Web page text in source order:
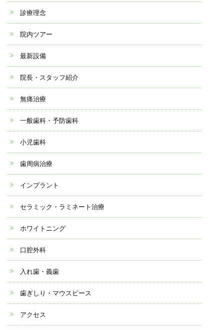
診療理念
院内ツアー
最新設備
院長・スタッフ紹介
無痛治療
一般歯科・予防歯科
小児歯科
歯周病治療
インプラント
セラミック・ラミネート治療
ホワイトニング
口腔外科
入れ歯・義歯
歯ぎしり・マウスピース
アクセス